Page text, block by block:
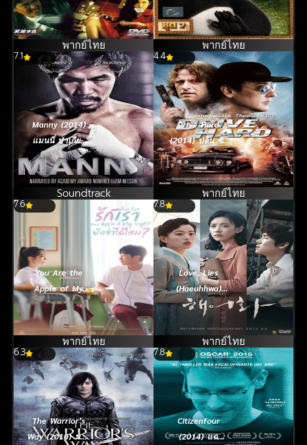
Early Stage
(1997) คนตัดคน
5 ภาคพิเศษ
กำเนิดเกาจิ้ง
พากย์ไทย
Awesomeness
Vol.7 กังฟูแพนด้า
ตำนานปรมาจารย์
สุโค่ย! ชุด 7
พากย์ไทย
7.1
Manny (2014)
แมนนี่ ปาเกียว
วีรบุรุษสังเวียนโลก
(ซับไทย)
Soundtrack
4.4
Drive Hard
(2014) ปล้น ซิ่ง
ชิ่ง หนี
พากย์ไทย
7.6
You Are the
Apple of My
Eye (2024) รัก
เรา ยังจำได้ไหม
พากย์ไทย
7.8
Love, Lies
(Haeuhhwa)
(2016)
พากย์ไทย
6.3
The Warrior’s
Way (2010) มหา
7.8
Citizenfour
(2014) แฉ